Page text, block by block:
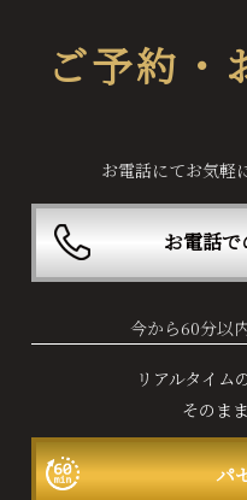
ご予約・
お電話にてお気軽
お電話
今から60分以
リアルタイム
そのま
パ